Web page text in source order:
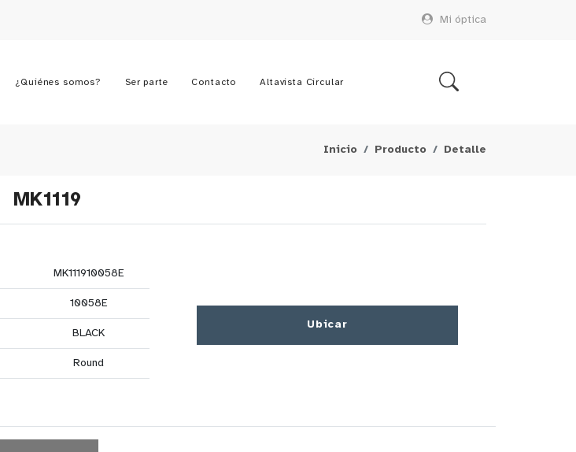
Mi óptica
¿Quiénes somos? Ser parte Contacto Altavista Circular
Inicio Producto Detalle
MK1119
MK111910058E
10058E
BLACK
Round
Ubicar